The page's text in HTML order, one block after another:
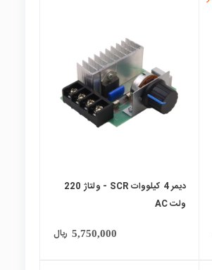
دیمر 4 کیلووات SCR - ولتاژ 220
ولت AC
5,750,000 ریال